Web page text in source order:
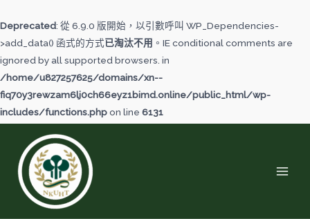
Deprecated: 從 6.9.0 版開始，以引數呼叫 WP_Dependencies-
>add_data() 函式的方式已淘汰不用 。IE conditional comments are
ignored by all supported browsers. in
/home/u827257625/domains/xn--
fiq70y3rewzam6lj0ch66eyz1bimd.online/public_html/wp-
includes/functions.phpon line 6131
至
主
要
內
容